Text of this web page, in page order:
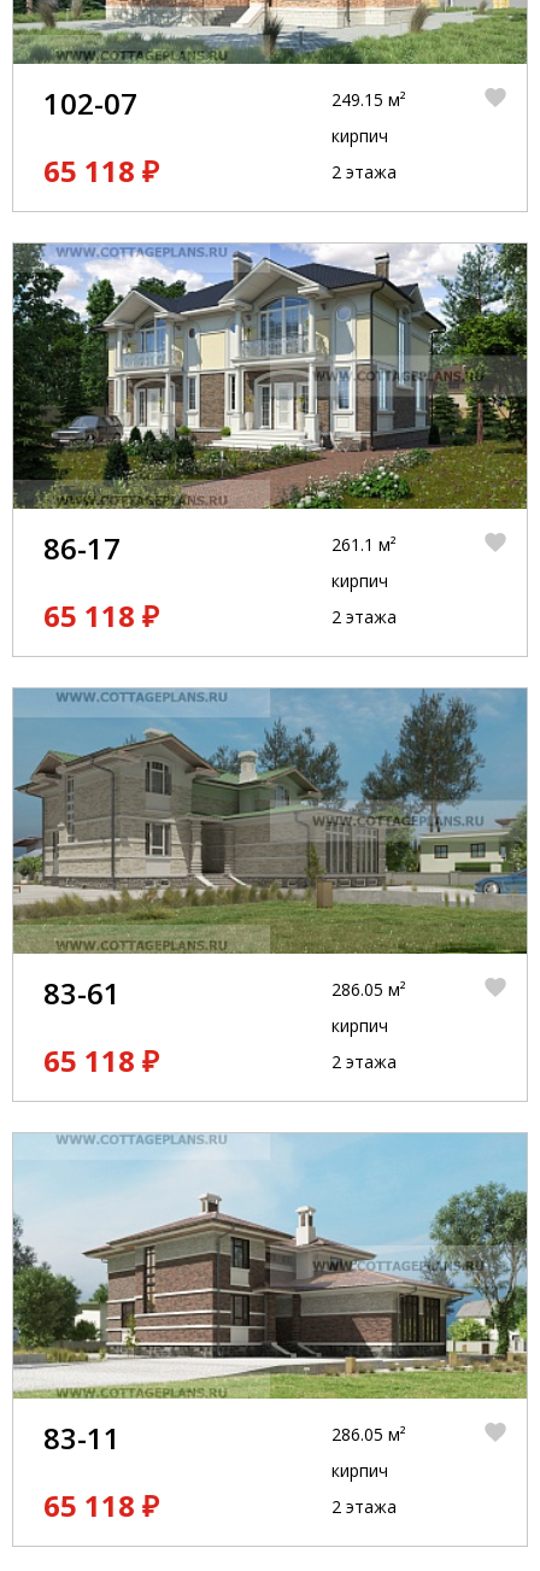
102-07
65 118 ₽
249.15 м²
кирпич
2 этажа
86-17
65 118 ₽
261.1 м²
кирпич
2 этажа
83-61
65 118 ₽
286.05 м²
кирпич
2 этажа
83-11
65 118 ₽
286.05 м²
кирпич
2 этажа